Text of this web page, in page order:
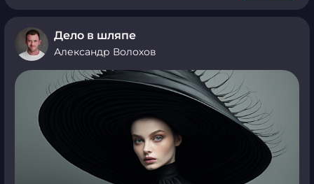
Дело в шляпе
Александр Волохов